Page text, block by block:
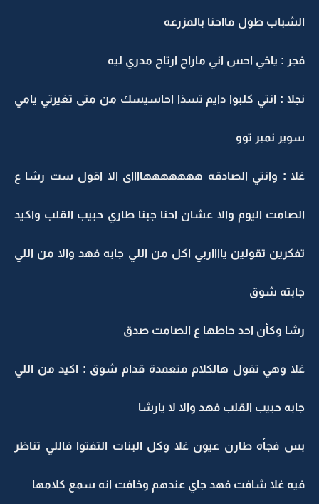
الشباب طول مااحنا بالمزرعه
فجر : ياخي احس اني ماراح ارتاح مدري ليه
نجلا : انتي كلبوا دايم تسذا احاسيسك من متى تغيرتي يامي
سوير نمبر توو
غلا : وانتي الصادقه هههههههااااى الا اقول ست رشا ع
الصامت اليوم والا عشان احنا جبنا طاري حبيب القلب واكيد
تفكرين تقولين يااااربي اكل من اللي جابه فهد والا من اللي
جابته شوق
رشا وكأن احد حاطها ع الصامت صدق
غلا وهي تقول هالكلام متعمدة قدام شوق : اكيد من اللي
جابه حبيب القلب فهد والا لا يارشا
بس فجأه طارن عيون غلا وكل البنات التفتوا فاللي تناظر
فيه غلا شافت فهد جاي عندهم وخافت انه سمع كلامها